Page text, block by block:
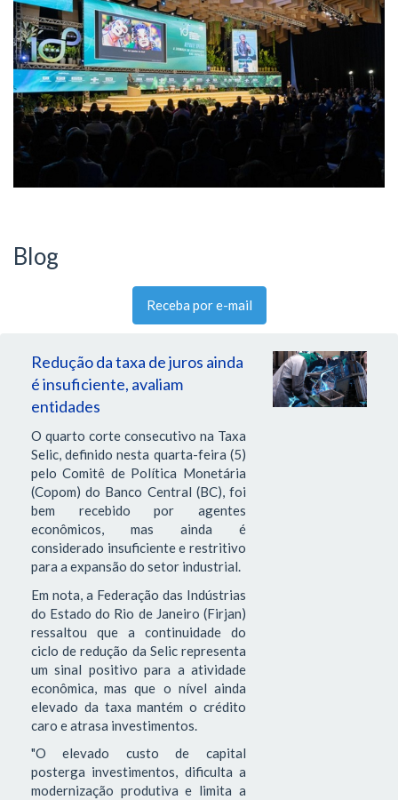
Blog
Receba por e-mail
Redução da taxa de juros ainda
é insuficiente, avaliam
entidades
O quarto corte consecutivo na Taxa
Selic, definido nesta quarta-feira (5)
pelo Comitê de Política Monetária
(Copom) do Banco Central (BC), foi
bem recebido por agentes
econômicos, mas ainda é
considerado insuficiente e restritivo
para a expansão do setor industrial.
Em nota, a Federação das Indústrias
do Estado do Rio de Janeiro (Firjan)
ressaltou que a continuidade do
ciclo de redução da Selic representa
um sinal positivo para a atividade
econômica, mas que o nível ainda
elevado da taxa mantém o crédito
caro e atrasa investimentos.
"O elevado custo de capital
posterga investimentos, dificulta a
modernização produtiva e limita a